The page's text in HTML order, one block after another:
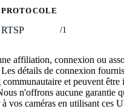
PROTOCOLE
RTSP /1
affiliation, connexion ou
détails de connexion
et peuvent être
n'offrons aucune garantie
vos caméras en utilisant ces